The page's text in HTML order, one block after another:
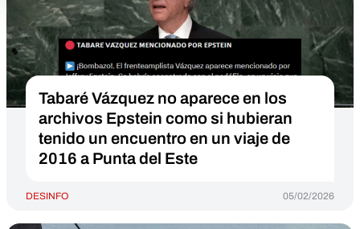
Tabaré Vázquez no aparece en los
archivos Epstein como si hubieran
tenido un encuentro en un viaje de
2016 a Punta del Este
DESINFO 05/02/2026